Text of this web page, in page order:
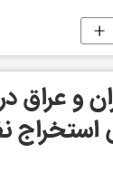
و عراق
استخراج